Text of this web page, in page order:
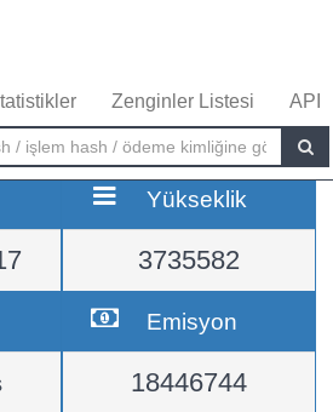
Zenginler Listesi API
Yükseklik
3735582
Emisyon
18446744